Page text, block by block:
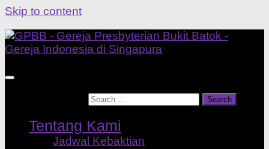
Skip to content
Tentang Kami
Jadwal Kebaktian